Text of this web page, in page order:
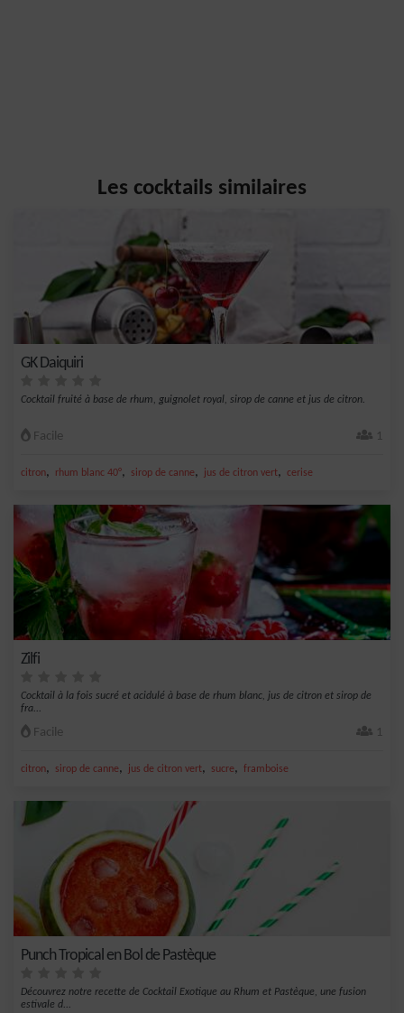
Les cocktails similaires
GK Daiquiri
Cocktail fruité à base de rhum, guignolet royal, sirop de canne et jus de citron.
Facile 1
citron, rhum blanc 40°, sirop de canne, jus de citron vert, cerise
Zilfi
Cocktail à la fois sucré et acidulé à base de rhum blanc, jus de citron et sirop de
fra...
Facile 1
citron, sirop de canne, jus de citron vert, sucre, framboise
Punch Tropical en Bol de Pastèque
Découvrez notre recette de Cocktail Exotique au Rhum et Pastèque, une fusion
estivale d...